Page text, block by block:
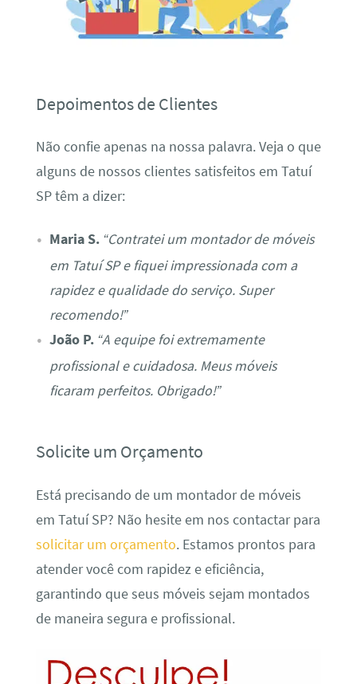
Depoimentos de Clientes
Não confie apenas na nossa palavra. Veja o que
alguns de nossos clientes satisfeitos em Tatuí
SP têm a dizer:
Maria S. “Contratei um montador de móveis
em Tatuí SP e fiquei impressionada com a
rapidez e qualidade do serviço. Super
recomendo!”
João P. “A equipe foi extremamente
profissional e cuidadosa. Meus móveis
ficaram perfeitos. Obrigado!”
Solicite um Orçamento
Está precisando de um montador de móveis
em Tatuí SP? Não hesite em nos contactar para
solicitar um orçamento. Estamos prontos para
atender você com rapidez e eficiência,
garantindo que seus móveis sejam montados
de maneira segura e profissional.